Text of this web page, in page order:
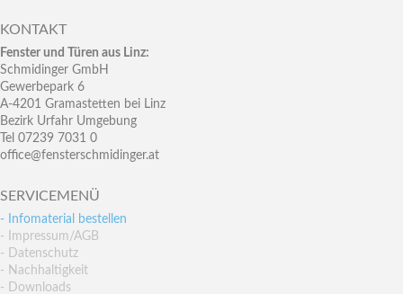
KONTAKT
Fenster und Türen aus Linz:
Schmidinger GmbH
Gewerbepark 6
A-4201 Gramastetten bei Linz
Bezirk Urfahr Umgebung
Tel 07239 7031 0
office@fensterschmidinger.at
SERVICEMENÜ
- Infomaterial bestellen
- Impressum/AGB
- Datenschutz
- Nachhaltigkeit
- Downloads